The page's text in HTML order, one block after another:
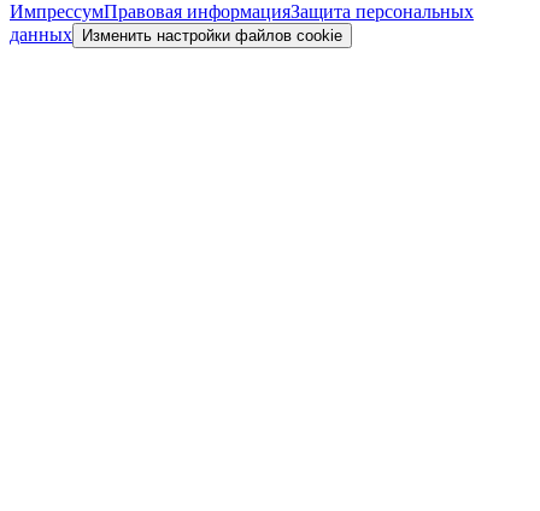
ИмпрессумПравовая информацияЗащита персональных
данных
Изменить настройки файлов cookie